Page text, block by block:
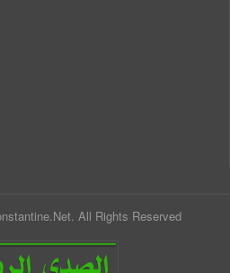
All Rights Reserved